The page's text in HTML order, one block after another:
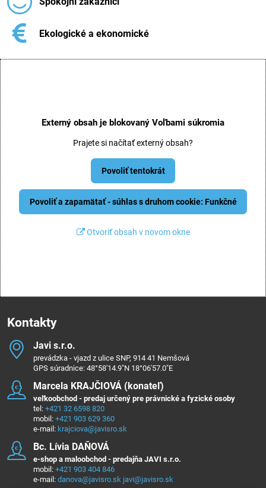
Ekologické a ekonomické
Externý obsah je blokovaný Voľbami súkromia
Prajete si načítať externý obsah?
Povoliť tentokrát
Povoliť a zapamätať - súhlas s druhom cookie: Funkčné
Otvoriť obsah v novom okne
Kontakty
Javi s​.r​.o​.
prevádzka - vjazd z ulice SNP, 914 41 Nemšová
GPS súradnice: 48°58'14.9"N 18°06'57.0"E
Marcela KRAJČIOVÁ (konateľ)
veľkoobchod - predaj určený pre právnické a fyzické osoby
tel: +421 32 6598 820
mobil: +421 903 629 360
e-mail: krajciova@javisro.sk
Bc​. Lívia DAŇOVÁ
e-shop a maloobchod - predajňa JAVI s.r.o.
mobil: +421 903 404 846
e-mail: danova@javisro.sk javi@javisro.sk